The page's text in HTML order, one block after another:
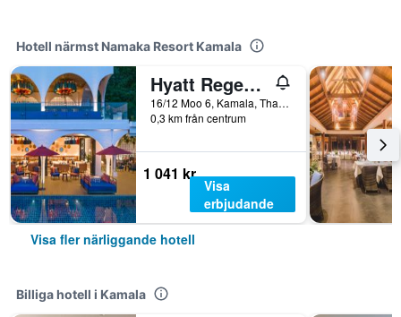
Hotell närmst Namaka Resort Kamala
Hyatt Regency Phuket Resort
16/12 Moo 6, Kamala, Thailand
0,3 km från centrum
1 041 kr
Visa
erbjudande
Visa fler närliggande hotell
Billiga hotell i Kamala